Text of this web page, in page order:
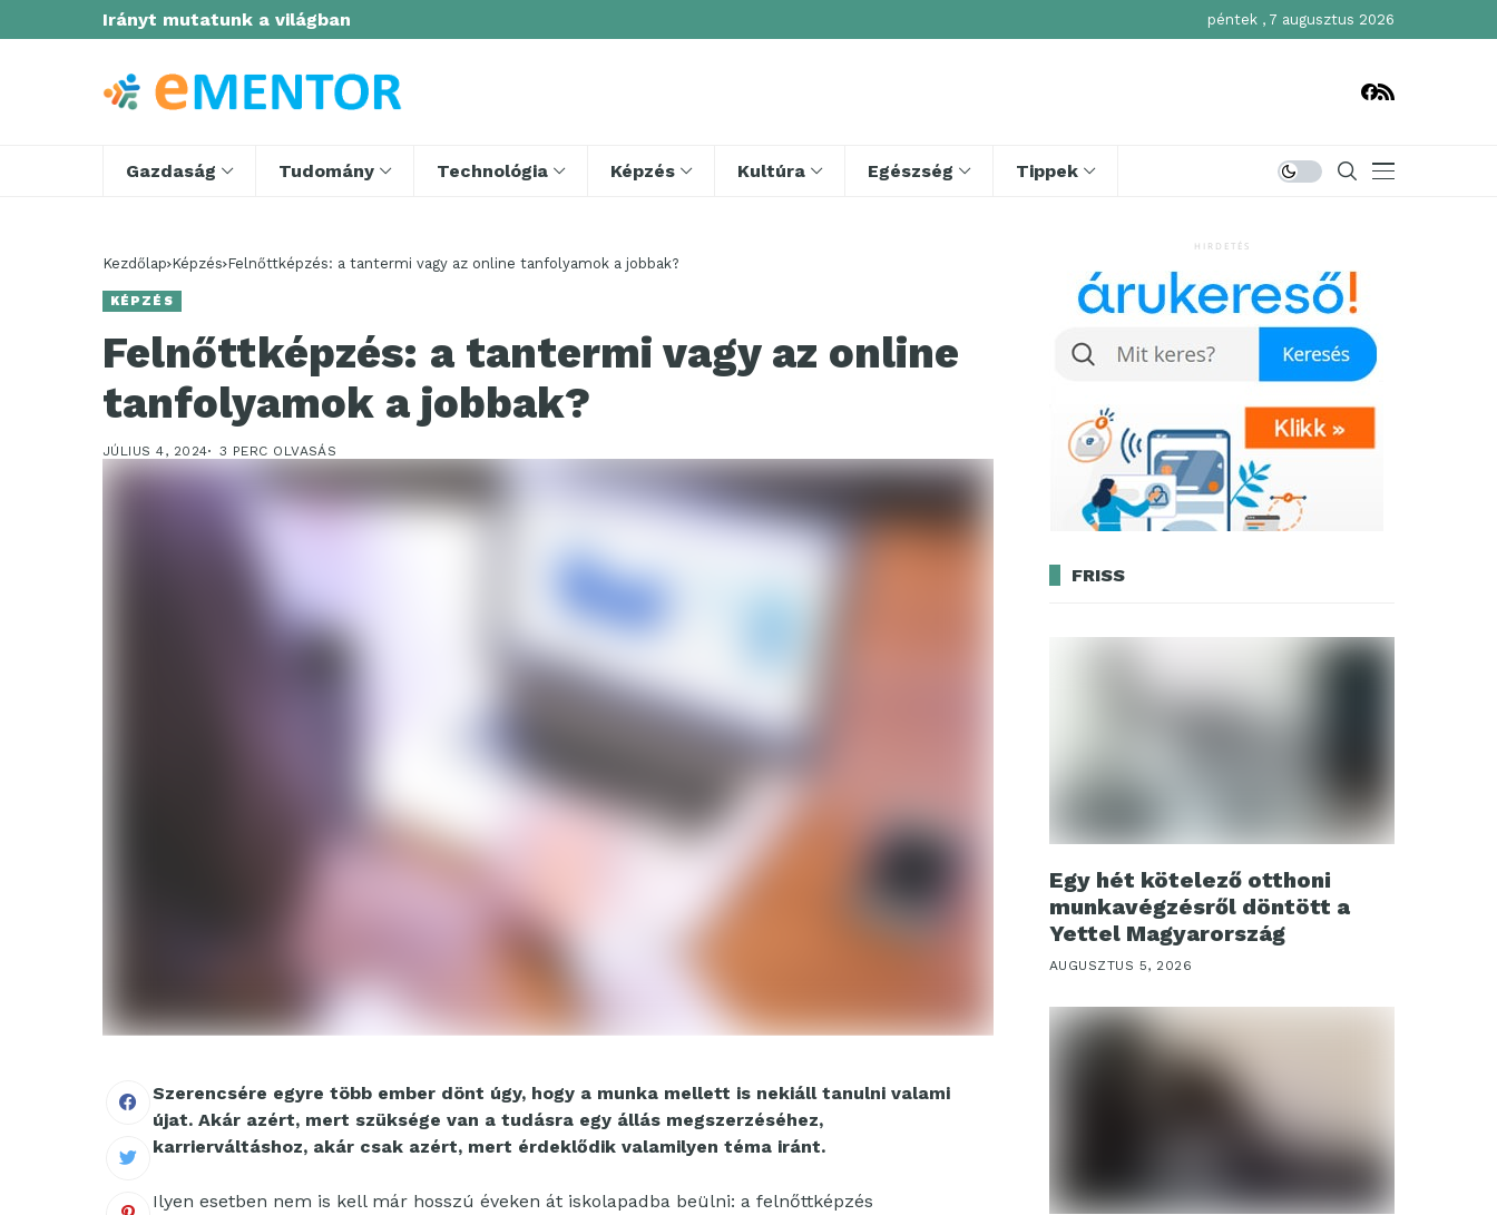
Irányt mutatunk a világban péntek , 7 augusztus 2026
Gazdaság Tudomány Technológia Képzés Kultúra Egészség Tippek
Kezdőlap Képzés Felnőttképzés: a tantermi vagy az online tanfolyamok a jobbak?
KÉPZÉS
Felnőttképzés: a tantermi vagy az online
tanfolyamok a jobbak?
JÚLIUS 4, 2024 3 PERC OLVASÁS
Szerencsére egyre több ember dönt úgy, hogy a munka mellett is nekiáll tanulni valami
újat. Akár azért, mert szüksége van a tudásra egy állás megszerzéséhez,
karrierváltáshoz, akár csak azért, mert érdeklődik valamilyen téma iránt.
Ilyen esetben nem is kell már hosszú éveken át iskolapadba beülni: a felnőttképzés
HIRDETÉS
FRISS
Egy hét kötelező otthoni
munkavégzésről döntött a
Yettel Magyarország
AUGUSZTUS 5, 2026